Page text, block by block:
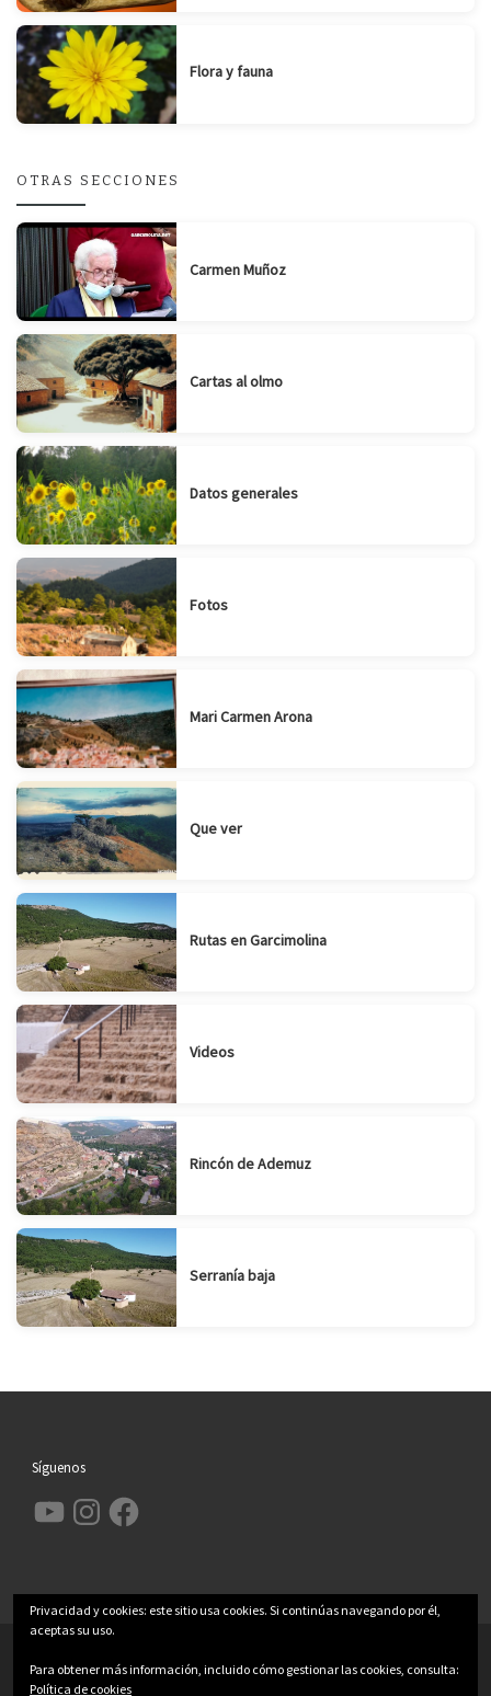
Flora y fauna
OTRAS SECCIONES
Carmen Muñoz
Cartas al olmo
Datos generales
Fotos
Mari Carmen Arona
Que ver
Rutas en Garcimolina
Videos
Rincón de Ademuz
Serranía baja
Síguenos
YouTube InstagramFacebook
Funciona con
Privacidad y cookies: este sitio usa cookies. Si continúas navegando por él,
aceptas su uso.
Para obtener más información, incluido cómo gestionar las cookies, consulta:
Política de cookies